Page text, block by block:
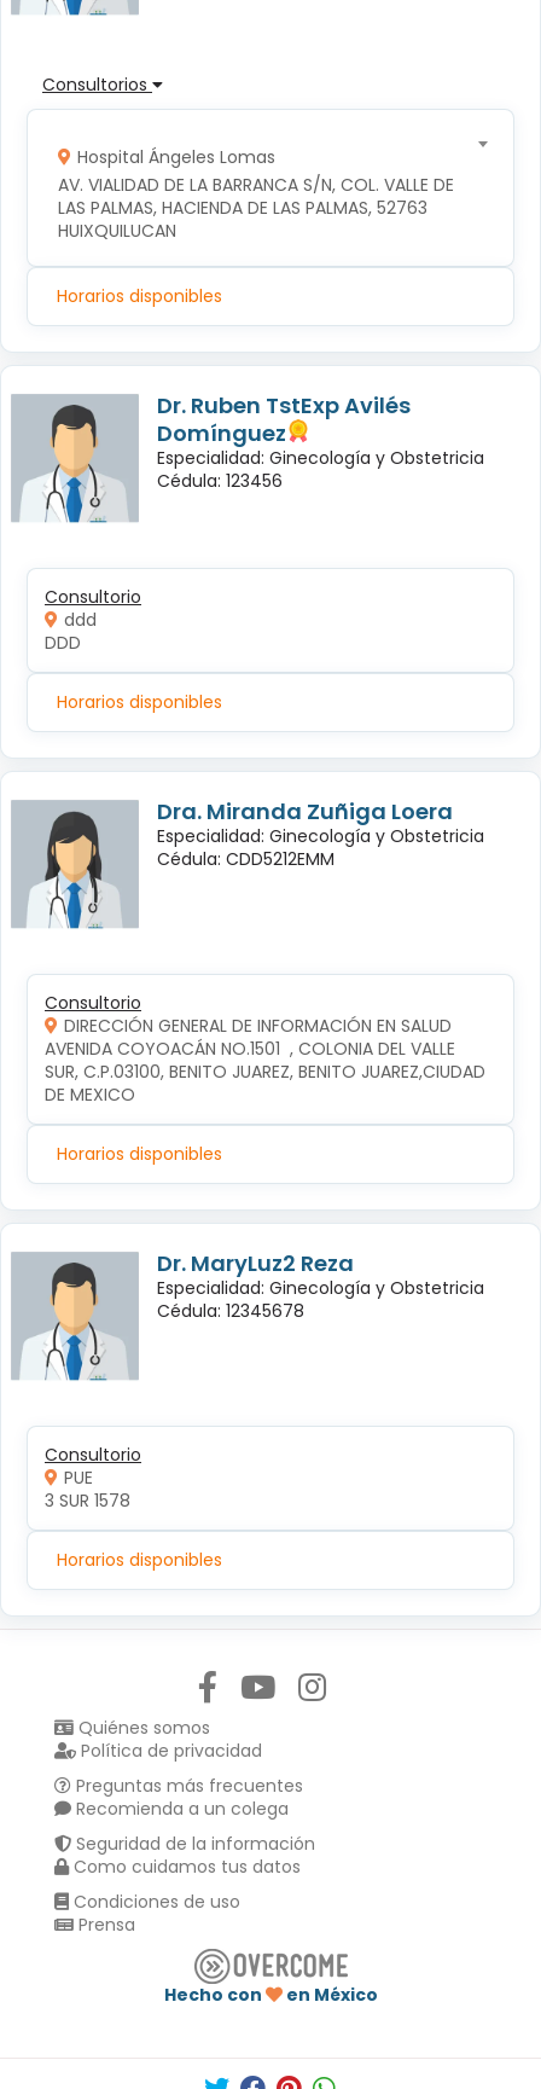
Consultorios
Hospital Ángeles Lomas
AV. VIALIDAD DE LA BARRANCA S/N, COL. VALLE DE
LAS PALMAS, HACIENDA DE LAS PALMAS, 52763
HUIXQUILUCAN
Horarios disponibles
Dr. Ruben TstExp Avilés
Domínguez
Especialidad: Ginecología y Obstetricia
Cédula: 123456
Consultorio
ddd
DDD
Horarios disponibles
Dra. Miranda Zuñiga Loera
Especialidad: Ginecología y Obstetricia
Cédula: CDD5212EMM
Consultorio
DIRECCIÓN GENERAL DE INFORMACIÓN EN SALUD
AVENIDA COYOACÁN NO.1501  , COLONIA DEL VALLE
SUR, C.P.03100, BENITO JUAREZ, BENITO JUAREZ,CIUDAD
DE MEXICO
Horarios disponibles
Dr. MaryLuz2 Reza
Especialidad: Ginecología y Obstetricia
Cédula: 12345678
Consultorio
PUE
3 SUR 1578
Horarios disponibles
Quiénes somos
Política de privacidad
Preguntas más frecuentes
Recomienda a un colega
Seguridad de la información
Como cuidamos tus datos
Condiciones de uso
Prensa
Hecho con
en México